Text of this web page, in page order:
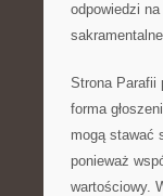
odpowiedzi
Strona Parafii
forma
mogą stawać
ponieważ
wartościowy.